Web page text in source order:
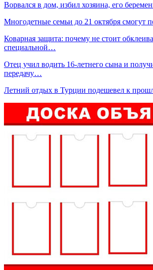
Ворвался в дом, избил хозяина, его
Многодетные семьи до 21 октября смогут
Коварная защита: почему не стоит
специальной…
Отец учил водить 16-летнего сына и
передачу…
Летний отдых в Турции подешевел к